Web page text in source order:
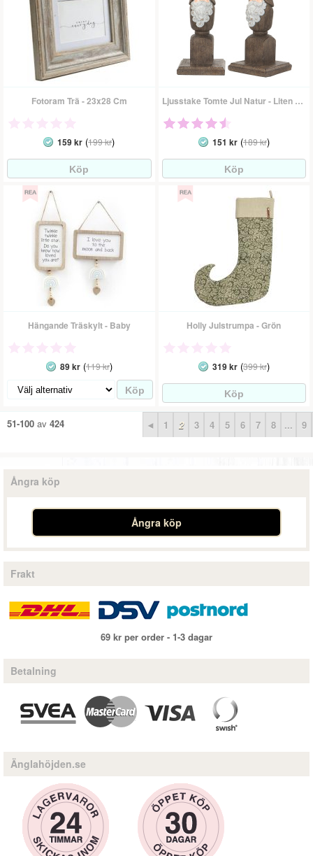
Fotoram Trä - 23x28 Cm
159 kr (199 kr)
Ljusstake Tomte Jul Natur - Liten 20 Cm
151 kr(189 kr)
Hängande Träskylt - Baby
89 kr(119 kr)
Holly Julstrumpa - Grön
319 kr(399 kr)
51-100 av 424 ◄ 1 2 3 4 5 6 7 8 ... 9
Ångra köp
Ångra köp
Frakt
69 kr per order - 1-3 dagar
Betalning
Änglahöjden.se